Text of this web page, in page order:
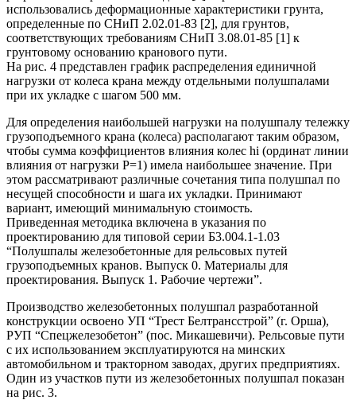
использовались деформационные характеристики грунта,
определенные по СНиП 2.02.01-83 [2], для грунтов,
соответствующих требованиям СНиП 3.08.01-85 [1] к
грунтовому основанию кранового пути.
На рис. 4 представлен график распределения единичной
нагрузки от колеса крана между отдельными полушпалами
при их укладке с шагом 500 мм.
Для определения наибольшей нагрузки на полушпалу тележку
грузоподъемного крана (колеса) располагают таким образом,
чтобы сумма коэффициентов влияния колес hi (ординат линии
влияния от нагрузки Р=1) имела наибольшее значение. При
этом рассматривают различные сочетания типа полушпал по
несущей способности и шага их укладки. Принимают
вариант, имеющий минимальную стоимость.
Приведенная методика включена в указания по
проектированию для типовой серии Б3.004.1-1.03
“Полушпалы железобетонные для рельсовых путей
грузоподъемных кранов. Выпуск 0. Материалы для
проектирования. Выпуск 1. Рабочие чертежи”.
Производство железобетонных полушпал разработанной
конструкции освоено УП “Трест Белтрансстрой” (г. Орша),
РУП “Спецжелезобетон” (пос. Микашевичи). Рельсовые пути
c их использованием эксплуатируются на минских
автомобильном и тракторном заводах, других предприятиях.
Один из участков пути из железобетонных полушпал показан
на рис. 3.